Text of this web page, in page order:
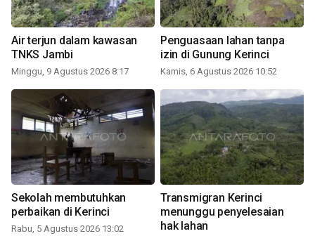
Air terjun dalam kawasan
TNKS Jambi
Minggu, 9 Agustus 2026 8:17
Penguasaan lahan tanpa
izin di Gunung Kerinci
Kamis, 6 Agustus 2026 10:52
Sekolah membutuhkan
perbaikan di Kerinci
Rabu, 5 Agustus 2026 13:02
Transmigran Kerinci
menunggu penyelesaian
hak lahan